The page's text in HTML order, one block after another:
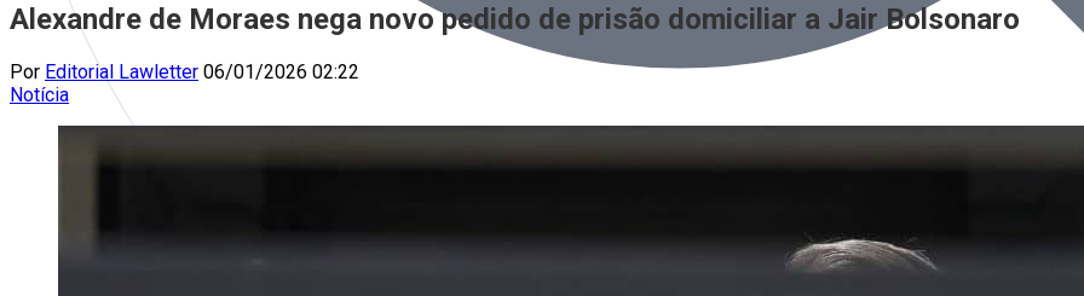
Alexandre de Moraes nega novo pedido de prisão domiciliar a Jair Bolsonaro
Por Editorial Lawletter 06/01/2026 02:22
Notícia